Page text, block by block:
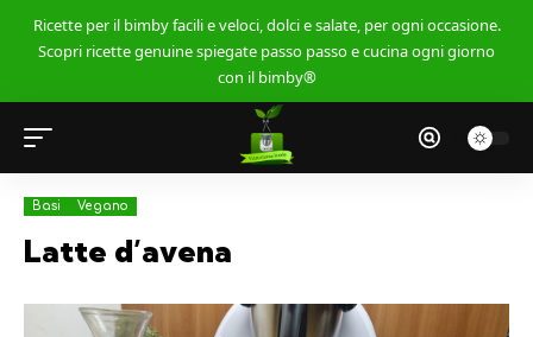
Ricette per il bimby facili e veloci, dolci e salate, per ogni occasione.
Scopri ricette genuine spiegate passo passo e cucina ogni giorno
con il bimby®
Basi Vegano
Latte d’avena